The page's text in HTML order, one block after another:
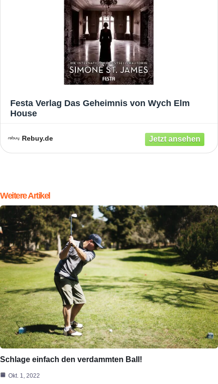
Festa Verlag Das Geheimnis von Wych Elm
House
Rebuy.de
Weitere Artikel
Schlage einfach den verdammten Ball!
Okt. 1, 2022